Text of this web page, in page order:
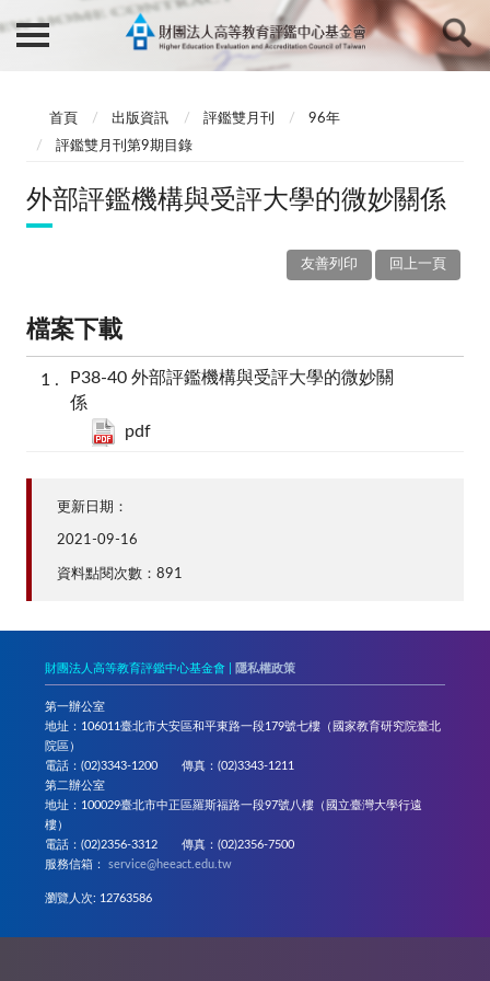
首頁 出版資訊 評鑑雙月刊
96年
評鑑雙月刊第9期目錄
外部評鑑機構與受評大學的微妙關係
回上一頁
友善列印
檔案下載
P38-40 外部評鑑機構與受評大學的微妙關
係
pdf
更新日期：
2021-09-16
資料點閱次數：891
財團法人高等教育評鑑中心基金會 | 隱私權政策
第一辦公室
地址：106011臺北市大安區和平東路一段179號七樓（國家教育研究院臺北
院區）
電話：(02)3343-1200 傳真：(02)3343-1211
第二辦公室
地址：100029臺北市中正區羅斯福路一段97號八樓（國立臺灣大學行遠
樓）
電話：(02)2356-3312 傳真：(02)2356-7500
服務信箱：service@heeact.edu.tw
瀏覽人次: 12763586